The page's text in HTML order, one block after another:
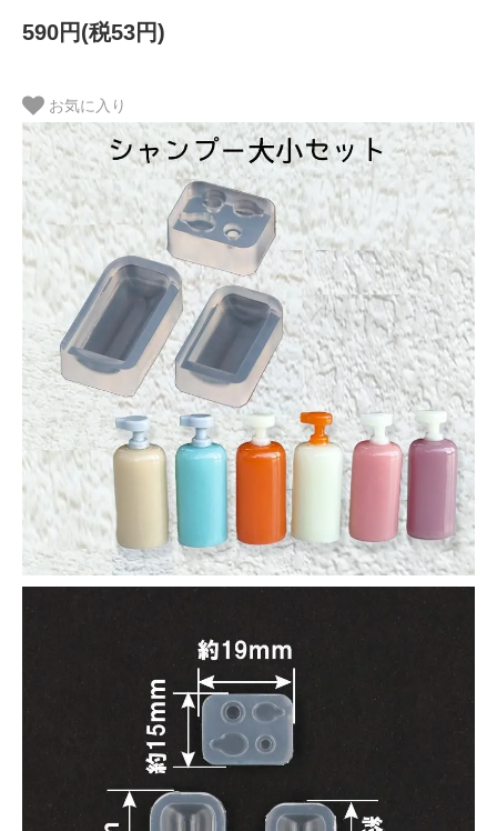
590円(税53円)
お気に入り